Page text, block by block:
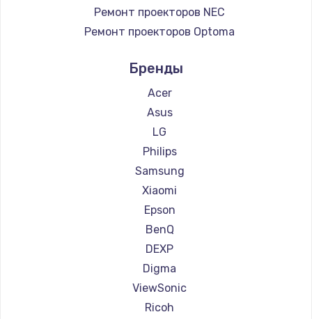
Ремонт проекторов NEC
Ремонт проекторов Optoma
Ремонт проекторов Infocus
Ремонт проекторов Barco
Ремонт проекторов Xgimi
Ремонт проекторов JVC
Ремонт проекторов Casio
Ремонт проекторов Hiper
Ремонт проекторов HITACHI
Ремонт проекторов Panasonic
Ремонт проекторов Hisense
Бренды
Acer
Asus
LG
Philips
Samsung
Xiaomi
Epson
BenQ
DEXP
Digma
ViewSonic
Ricoh